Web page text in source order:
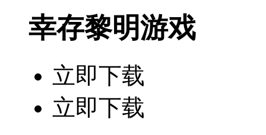
幸存黎明游戏
立即下载
立即下载